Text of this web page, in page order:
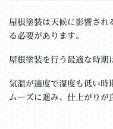
屋根塗装は天候に影響され
る必要があります。
屋根塗装を行う最適な時期
気温が適度で湿度も低い時
ムーズに進み、仕上がりが